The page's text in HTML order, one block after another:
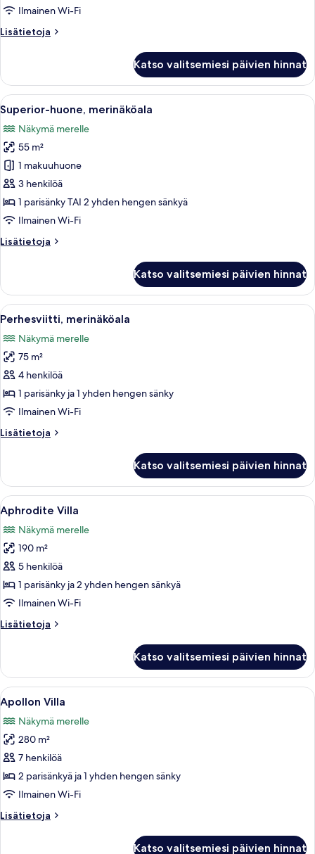
Ilmainen Wi-Fi
Lisätietoja
Lisätietoja
Katso valitsemiesi päivien hinnat
Avaa
kaikki
huonetyypin
Superior-
huone,
merinäköala
kuvat
Hotellihuone, jossa on kaksi
2
Superior-huone, merinäköala
Näkymä merelle
55 m²
1 makuuhuone
3 henkilöä
1 parisänky TAI 2 yhden hengen sänkyä
Ilmainen Wi-Fi
Lisätietoja
Lisätietoja
merinäköala
Katso valitsemiesi päivien hinnat
Avaa
kaikki
huonetyypin
Perhesviitti,
merinäköala
kuvat
Moderni hotellihuone, jossa on suuri
5
Perhesviitti, merinäköala
Näkymä merelle
75 m²
4 henkilöä
1 parisänky ja 1 yhden hengen sänky
Ilmainen Wi-Fi
Lisätietoja
Lisätietoja
Katso valitsemiesi päivien hinnat
Avaa
kaikki
huonetyypin
Aphrodite
Villa
kuvat
Moderni olohuone, jossa on suuri
7
Aphrodite Villa
Näkymä merelle
190 m²
5 henkilöä
1 parisänky ja 2 yhden hengen sänkyä
Ilmainen Wi-Fi
Lisätietoja
Lisätietoja
Katso valitsemiesi päivien hinnat
Avaa
kaikki
huonetyypin
Apollon
Villa
kuvat
Moderni olohuone, jossa on suuri
10
Apollon Villa
Näkymä merelle
280 m²
7 henkilöä
2 parisänkyä ja 1 yhden hengen sänky
Ilmainen Wi-Fi
Lisätietoja
Lisätietoja
Katso valitsemiesi päivien hinnat